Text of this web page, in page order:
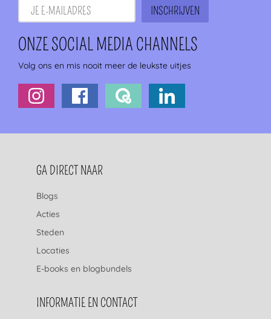
ONZE SOCIAL MEDIA CHANNELS
Volg ons en mis nooit meer de leukste uitjes
FOOTERNAVIGATIE
GA DIRECT NAAR
Blogs
Acties
Steden
Locaties
E-books en blogbundels
INFORMATIE EN CONTACT